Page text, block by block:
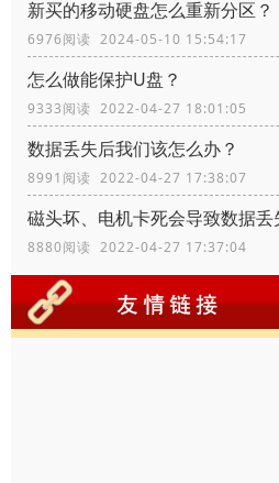
新买的移动硬盘怎么重新分区？
6976阅读 2024-05-10 15:54:17
怎么做能保护U盘？
9333阅读 2022-04-27 18:01:05
数据丢失后我们该怎么办？
8991阅读 2022-04-27 17:38:07
磁头坏、电机卡死会导致数据丢
8880阅读 2022-04-27 17:37:04